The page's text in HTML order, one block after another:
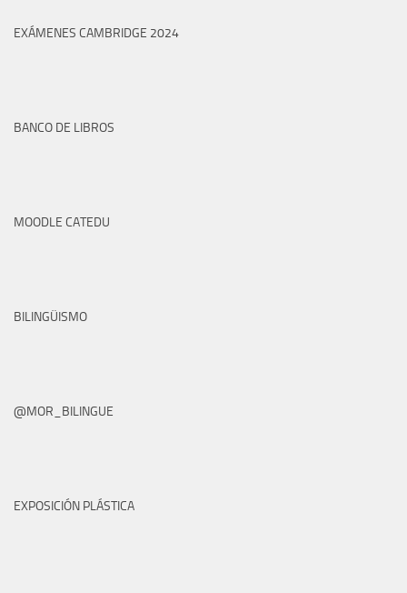
EXÁMENES CAMBRIDGE 2024
BANCO DE LIBROS
MOODLE CATEDU
BILINGÜISMO
@MOR_BILINGUE
EXPOSICIÓN PLÁSTICA